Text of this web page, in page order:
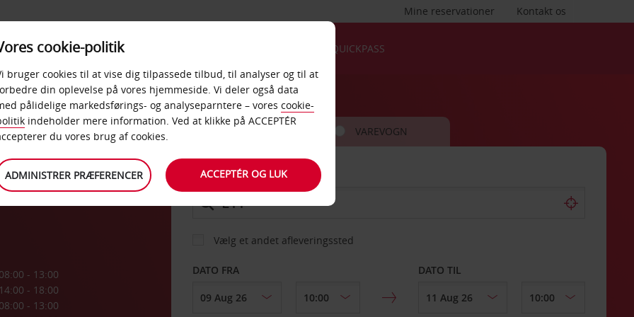
Kontakt os
Mine reservationer
PRODUKTER &
KONTORER
QUICKPASS
08:00 - 13:00
14:00 - 18:00
08:00 - 13:00
BIL VAREVOGN
AFHENT FRA
Vælg et andet afleveringssted
DATO FRA DATO TIL
cookie-politik
bruger cookies til at vise dig tilpassede tilbud, til analyser og til at
din oplevelse på vores hjemmeside. Vi deler også data
pålidelige markedsførings- og analyseparntere – vores cookie-
indeholder mere information. Ved at klikke på ACCEPTÉR
du vores brug af cookies.
ADMINISTRER PRÆFERENCER ACCEPTÉR OG LUK